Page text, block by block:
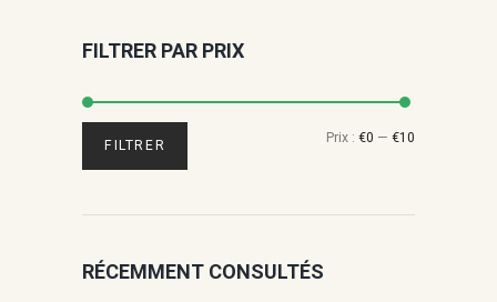
FILTRER PAR PRIX
FILTRER Prix : €0 — €10
RÉCEMMENT CONSULTÉS